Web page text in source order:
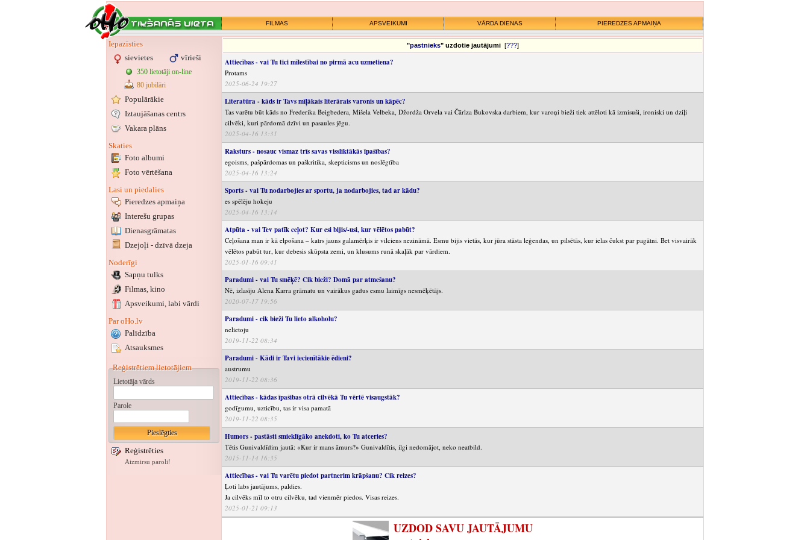
FILMAS APSVEIKUMI VĀRDA DIENAS PIEREDZES APMAIŅA
Iepazīsties
sievietes
vīrieši
350 lietotāji on-line
80 jubilāri
Populārākie
Iztaujāšanas centrs
Vakara plāns
Skaties
Foto albumi
Foto vērtēšana
Lasi un piedalies
Pieredzes apmaiņa
Interešu grupas
Dienasgrāmatas
Dzejoļi - dzīvā dzeja
Noderīgi
Sapņu tulks
Filmas, kino
Apsveikumi, labi vārdi
Par oHo.lv
Palīdzība
Atsauksmes
Reģistrētiem lietotājiem
Lietotāja vārds
Parole
Reģistrēties
Aizmirsu paroli!
"pastnieks" uzdotie jautājumi[???]
Attiecības - vai Tu tici mīlestībai no pirmā acu uzmetiena?
Protams
2025-06-24 19:27
Literatūra - kāds ir Tavs mīļākais literārais varonis un kāpēc?
Tas varētu būt kāds no Frederika Beigbedera, Mišela Velbeka, Džordža Orvela vai Čārlza Bukovska darbiem, kur varoņi bieži tiek attēloti kā izmisuši, ironiski un dziļi
cilvēki, kuri pārdomā dzīvi un pasaules jēgu.
2025-04-16 13:31
Raksturs - nosauc vismaz trīs savas vissliktākās īpašības?
egoisms, pašpārdomas un paškritika, skepticisms un noslēgtība
2025-04-16 13:24
Sports - vai Tu nodarbojies ar sportu, ja nodarbojies, tad ar kādu?
es spēlēju hokeju
2025-04-16 13:14
Atpūta - vai Tev patīk ceļot? Kur esi bijis/-usi, kur vēlētos pabūt?
Ceļošana man ir kā elpošana – katrs jauns galamērķis ir vilciens nezināmā. Esmu bijis vietās, kur jūra stāsta leģendas, un pilsētās, kur ielas čukst par pagātni. Bet visvairāk
vēlētos pabūt tur, kur debesis skūpsta zemi, un klusums runā skaļāk par vārdiem.
2025-01-16 09:41
Paradumi - vai Tu smēķē? Cik bieži? Domā par atmešanu?
Nē, izlasīju Alena Karra grāmatu un vairākus gadus esmu laimīgs nesmēķētājs.
2020-07-17 19:56
Paradumi - cik bieži Tu lieto alkoholu?
nelietoju
2019-11-22 08:34
Paradumi - Kādi ir Tavi iecienītākie ēdieni?
austrumu
2019-11-22 08:36
Attiecības - kādas īpašibas otrā cilvēkā Tu vērtē visaugstāk?
godīgumu, uzticību, tas ir visa pamatā
2019-11-22 08:35
Humors - pastāsti smieklīgāko anekdoti, ko Tu atceries?
Tētis Gunivaldīdim jautā: «Kur ir mans āmurs?» Gunivaldītis, ilgi nedomājot, neko neatbild.
2015-11-14 16:35
Attiecības - vai Tu varētu piedot partnerim krāpšanu? Cik reizes?
Ļoti labs jautājums, paldies.
Ja cilvēks mīl to otru cilvēku, tad vienmēr piedos. Visas reizes.
2025-01-21 09:13
UZDOD SAVU JAUTĀJUMU